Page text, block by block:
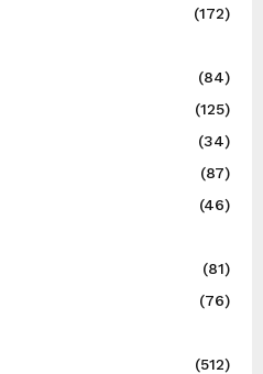
(172)
(84)
(125)
(34)
(87)
(46)
(81)
(76)
(512)